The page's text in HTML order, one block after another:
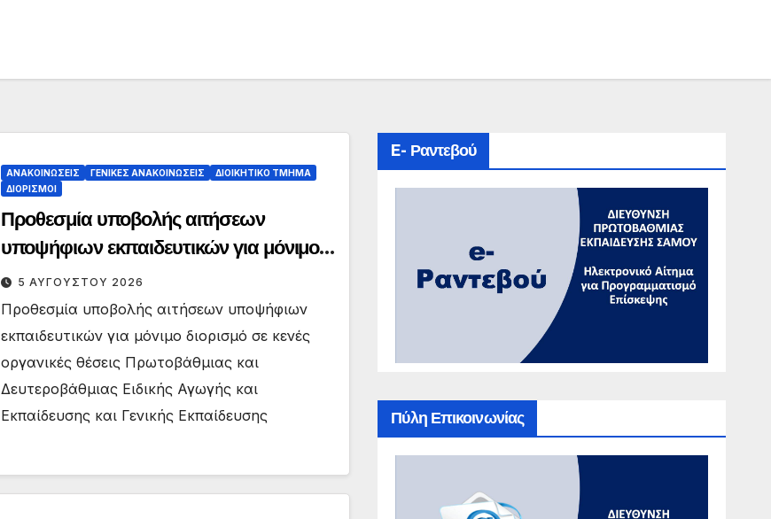
ΑΝΑΚΟΙΝΏΣΕΙΣ ΓΕΝΙΚΈΣ ΑΝΑΚΟΙΝΏΣΕΙΣ
ΔΙΟΙΚΗΤΙΚΌ ΤΜΉΜΑ
ΔΙΟΡΙΣΜΟΊ
Προθεσμία υποβολής αιτήσεων
υποψήφιων εκπαιδευτικών για μόνιμο
διορισμό σε κενές οργανικές θέσεις
Πρωτοβάθμιας και Δευτεροβάθμιας
Ειδικής Αγωγής και Εκπαίδευσης και
Γενικής Εκπαίδευσης
5 ΑΥΓΟΎΣΤΟΥ 2026
Προθεσμία υποβολής αιτήσεων υποψήφιων
εκπαιδευτικών για μόνιμο διορισμό σε κενές
οργανικές θέσεις Πρωτοβάθμιας και
Δευτεροβάθμιας Ειδικής Αγωγής και
Εκπαίδευσης και Γενικής Εκπαίδευσης
E- Ραντεβού
Πύλη Επικοινωνίας